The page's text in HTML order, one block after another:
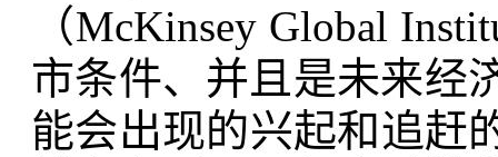
（McKinsey Global
市条件、并且是未来经
能会出现的兴起和追赶